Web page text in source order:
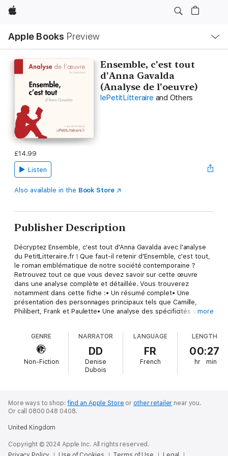
Apple
Apple Books Preview
Nav
Open
Menu
Ensemble, c'est tout
d'Anna Gavalda
(Analyse de l'oeuvre)
lePetitLitteraire and Others
£14.99
Listen
Also available in the Book Store
Publisher Description
Décryptez Ensemble, c'est tout d'Anna Gavalda avec l'analyse
du PetitLitteraire.fr ! Que faut-il retenir d'Ensemble, c'est tout,
le roman emblématique de notre société contemporaine ?
Retrouvez tout ce que vous devez savoir sur cette œuvre
dans une analyse complète et détaillée. Vous trouverez
notamment dans cette fiche :• Un résumé complet• Une
présentation des personnages principaux tels que Camille,
Philibert, Frank et Paulette• Une analyse des spécificités de
Une analyse de référence pour comprendre rapidement le sens
de l'œuvre. LE MOT DE L'ÉDITEUR : « Dans cette nouvelle
édition de notre analyse d'Ensemble, c'est tout (2016), avec
Cécile Perrel, nous fournissons des pistes pour décoder ce
roman qui constitue le reflet fidèle de notre époque. Notre
collection LePetitLitteraire.fr : Plébiscité tant par les passionnés
de littérature que par les lycéens, LePetitLittéraire.fr est
d'œuvres classiques et contemporaines. Nos analyses,
pour guider les lecteurs à travers la littérature. Nos auteurs
more
GENRE
Non-Fiction
NARRATOR
DD
Denise
Dubois
LANGUAGE
FR
French
LENGTH
00:27
hr min
More ways to shop:find an Apple Store or other retailer near you.
Or call 0800 048 0408.
United Kingdom
Copyright © 2024 Apple Inc. All rights reserved.